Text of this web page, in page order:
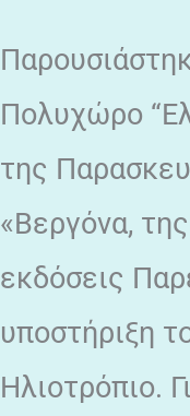
Πολυχώρο
της
«Βεργόνα,
εκδόσεις
υποστήριξη
Ηλιοτρόπιο.
χθες
της
πόλης